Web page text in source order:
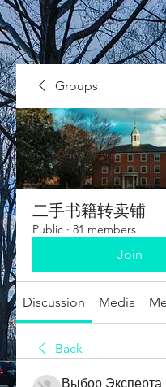
Groups
二手书籍转卖铺
Public · 81 members
Join
Discussion Media
Back
Выбор